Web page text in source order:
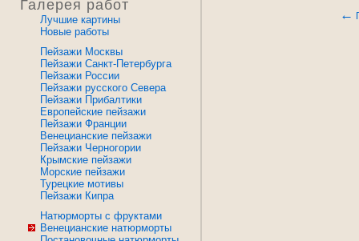
Галерея работ
Лучшие картины
Новые работы
Пейзажи Москвы
Пейзажи Санкт-Петербурга
Пейзажи России
Пейзажи русского Севера
Пейзажи Прибалтики
Европейские пейзажи
Пейзажи Франции
Венецианские пейзажи
Пейзажи Черногории
Крымские пейзажи
Морские пейзажи
Турецкие мотивы
Пейзажи Кипра
Натюрморты с фруктами
Венецианские натюрморты
←